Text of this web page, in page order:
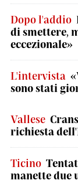
Dopo l'addio
di smettere,
eccezionale»
L'intervista
sono stati
Vallese
richiesta
Ticino
manette due